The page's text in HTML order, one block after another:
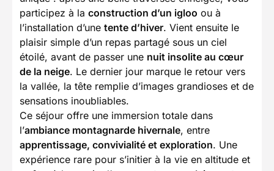
participez à la construction d’un igloo ou à
l’installation d’une tente d’hiver. Vient ensuite le
plaisir simple d’un repas partagé sous un ciel
étoilé, avant de passer une nuit insolite au cœur
de la neige. Le dernier jour marque le retour vers
la vallée, la tête remplie d’images grandioses et de
sensations inoubliables.
Ce séjour offre une immersion totale dans
l’ambiance montagnarde hivernale, entre
apprentissage, convivialité et exploration. Une
expérience rare pour s’initier à la vie en altitude et